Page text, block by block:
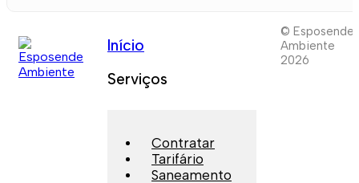
Início
Serviços
Contratar
Tarifário
Saneamento
© Esposende
Ambiente
2026